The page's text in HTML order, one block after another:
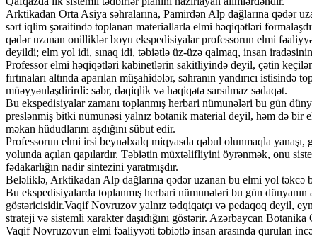
Arktikadan Orta Asiya səhralarına, Pamirdən Alp dağlarına qədər
sərt iqlim şəraitində toplanan materiallarla elmi həqiqətləri
qədər uzanan onilliklər boyu ekspedisiyalar professorun elmi
deyildi; elm yol idi, sınaq idi, təbiətlə üz-üzə qalmaq, insan
Professor elmi həqiqətləri kabinetlərin sakitliyində deyil, çətin
fırtınaları altında aparılan müşahidələr, səhranın yandırıcı
müəyyənləşdirirdi: səbr, dəqiqlik və həqiqətə sarsılmaz sədaqət.
Bu ekspedisiyalar zamanı toplanmış herbari nümunələri bu gün
preslənmiş bitki nümunəsi yalnız botanik material deyil, həm də bir
məkan hüdudlarını aşdığını sübut edir.
Professorun elmi irsi beynəlxalq miqyasda qəbul olunmaqla
yolunda açılan qapılardır. Təbiətin müxtəlifliyini öyrənmək, onu
fədakarlığın nadir sintezini yaratmışdır.
Beləliklə, Arktikadan Alp dağlarına qədər uzanan bu elmi yol
Bu ekspedisiyalarda toplanmış herbari nümunələri bu gün
göstəricisidir.Vaqif Novruzov yalnız tədqiqatçı və pedaqoq deyil,
strateji və sistemli xarakter daşıdığını göstərir. Azərbaycan
Vaqif Novruzovun elmi fəaliyyəti təbiətlə insan arasında qurulan